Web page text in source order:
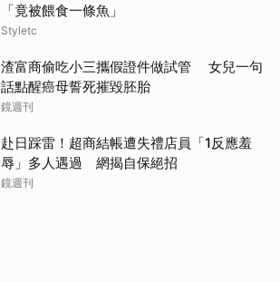
「竟被餵食一條魚」
Styletc
渣富商偷吃小三攜假證件做試管 女兒一句
話點醒癌母誓死摧毀胚胎
鏡週刊
赴日踩雷！超商結帳遭失禮店員「1反應羞
辱」多人遇過 網揭自保絕招
鏡週刊